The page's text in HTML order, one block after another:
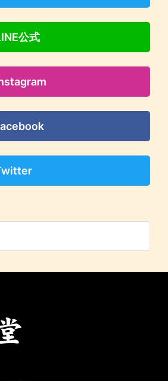
公式